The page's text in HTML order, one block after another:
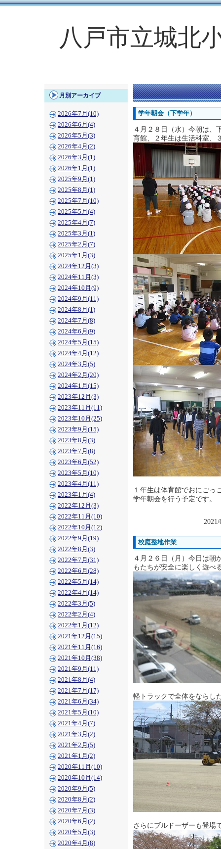
八戸市立城北
月別アーカイブ
2026年7月(10)
2026年6月(4)
2026年5月(3)
2026年4月(2)
2026年3月(1)
2026年1月(1)
2025年9月(1)
2025年8月(1)
2025年7月(10)
2025年5月(4)
2025年4月(7)
2025年3月(1)
2025年2月(7)
2025年1月(3)
2024年12月(3)
2024年11月(3)
2024年10月(9)
2024年9月(11)
2024年8月(1)
2024年7月(8)
2024年6月(9)
2024年5月(15)
2024年4月(12)
2024年3月(5)
2024年2月(20)
2024年1月(15)
2023年12月(3)
2023年11月(11)
2023年10月(25)
2023年9月(15)
2023年8月(3)
2023年7月(8)
2023年6月(52)
2023年5月(10)
2023年4月(11)
2023年1月(4)
2022年12月(3)
2022年11月(10)
2022年10月(12)
2022年9月(19)
2022年8月(3)
2022年7月(31)
2022年6月(28)
2022年5月(14)
2022年4月(14)
2022年3月(5)
2022年2月(4)
2022年1月(12)
2021年12月(15)
2021年11月(16)
2021年10月(38)
2021年9月(11)
2021年8月(4)
2021年7月(17)
2021年6月(34)
2021年5月(10)
2021年4月(7)
2021年3月(2)
2021年2月(5)
2021年1月(2)
2020年11月(10)
2020年10月(14)
2020年9月(5)
2020年8月(2)
2020年7月(3)
2020年6月(2)
2020年5月(3)
2020年4月(8)
学年朝会（下学年）
４月２８日（水）今朝は、
育館、２年生は生活科室、
１年生は体育館でおにごっ
学年朝会を行う予定です。
校庭整地作業
４月２６日（月）今日は朝
もたちが安全に楽しく遊べ
軽トラックで全体をならし
さらにブルドーザーも登場